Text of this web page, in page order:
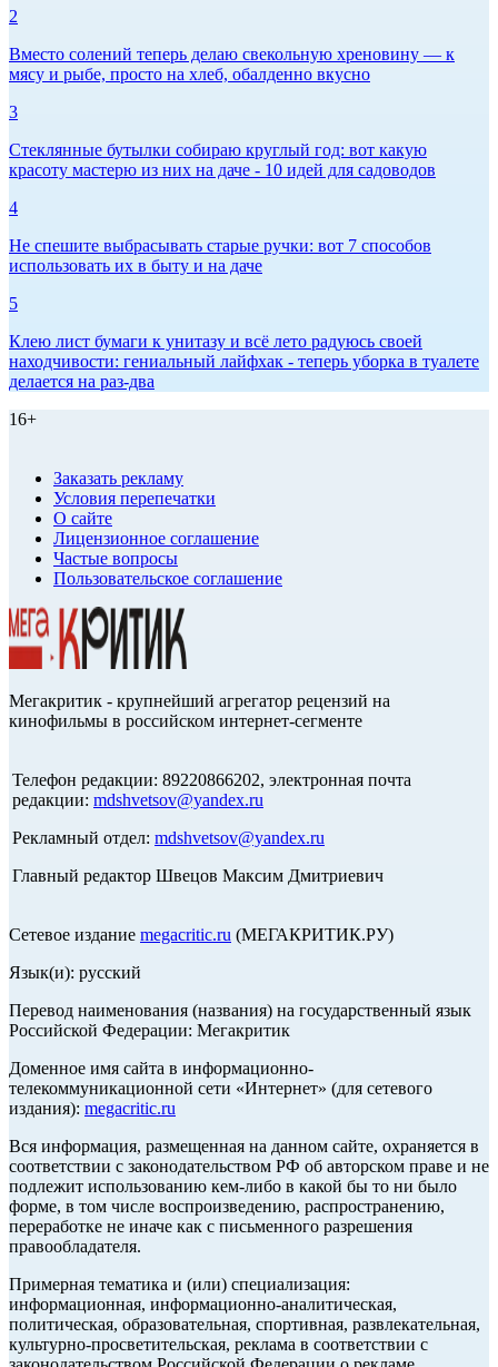
2
Вместо солений теперь делаю свекольную хреновину — к
мясу и рыбе, просто на хлеб, обалденно вкусно
3
Стеклянные бутылки собираю круглый год: вот какую
красоту мастерю из них на даче - 10 идей для садоводов
4
Не спешите выбрасывать старые ручки: вот 7 способов
использовать их в быту и на даче
5
Клею лист бумаги к унитазу и всё лето радуюсь своей
находчивости: гениальный лайфхак - теперь уборка в туалете
делается на раз-два
16+
Заказать рекламу
Условия перепечатки
О сайте
Лицензионное соглашение
Частые вопросы
Пользовательское соглашение
Мегакритик - крупнейший агрегатор рецензий на
кинофильмы в российском интернет-сегменте
Телефон редакции: 89220866202, электронная почта
редакции: mdshvetsov@yandex.ru
Рекламный отдел: mdshvetsov@yandex.ru
Главный редактор Швецов Максим Дмитриевич
Сетевое издание megacritic.ru (МЕГАКРИТИК.РУ)
Язык(и): русский
Перевод наименования (названия) на государственный язык
Российской Федерации: Мегакритик
Доменное имя сайта в информационно-
телекоммуникационной сети «Интернет» (для сетевого
издания): megacritic.ru
Вся информация, размещенная на данном сайте, охраняется в
соответствии с законодательством РФ об авторском праве и не
подлежит использованию кем-либо в какой бы то ни было
форме, в том числе воспроизведению, распространению,
переработке не иначе как с письменного разрешения
правообладателя.
Примерная тематика и (или) специализация:
информационная, информационно-аналитическая,
политическая, образовательная, спортивная, развлекательная,
культурно-просветительская, реклама в соответствии с